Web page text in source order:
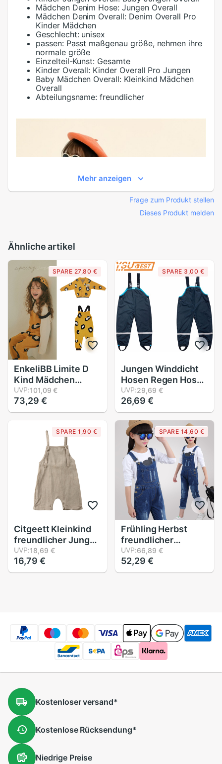
Mädchen Denim Hose: Jungen Overall
Mädchen Denim Overall: Denim Overall Pro
Kinder Mädchen
Geschlecht: unisex
passen: Passt maßgenau größe, nehmen ihre
normale größe
Einzelteil-Kunst: Gesamte
Kinder Overall: Kinder Overall Pro Jungen
Baby Mädchen Overall: Kleinkind Mädchen
Overall
Abteilungsname: freundlicher
Mehr anzeigen
Frage zum Produkt stellen
Dieses Produkt melden
Ähnliche artikel
SPARE 27,80 €
EnkeliBB Limite D
Kind Mädchen
Leopard Insgesamt
und Mantel
Passenden
Koreanische Herbst
Winter Kleidung
Gestrickte Overall
UVP:101,09 €
73,29 €
SPARE 3,00 €
Jungen Winddicht
Hosen Regen Hosen
1-7 Jahre Mädchen
Jungen
Wasserdichte
Overall Mädchen
freundlicher
draussen-Schlauch
Wasserdichte
Overall
UVP:29,69 €
26,69 €
SPARE 1,90 €
Citgeett Kleinkind
freundlicher Jungen
Mädchen Ärmellose
Lätzchen Hosen
Overall Strampler
UVP:18,69 €
16,79 €
SPARE 14,60 €
Frühling Herbst
freundlicher
Gesamt für
Mädchen
Zerrissene Jeans
Overall Für
Jugendliche
Lätzchen Hosen 4-
13
UVP:66,89 €
52,29 €
Kostenloserversand*
KostenloseRücksendung*
NiedrigePreise